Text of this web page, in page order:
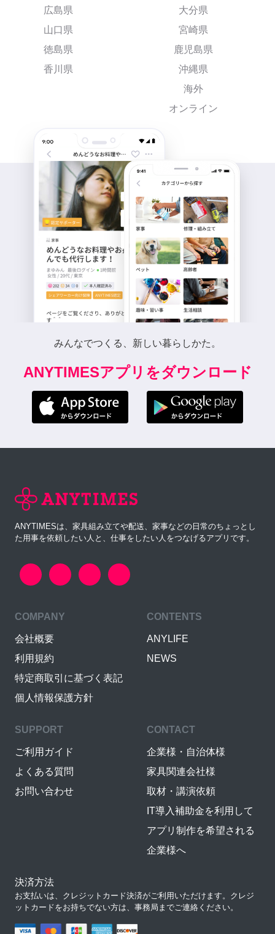
広島県
山口県
徳島県
香川県
大分県
宮崎県
鹿児島県
沖縄県
海外
オンライン
みんなでつくる、新しい暮らしかた。
ANYTIMESアプリをダウンロード
ANYTIMESは、家具組み立てや配送、家事などの日常のちょっとし
た用事を依頼したい人と、仕事をしたい人をつなげるアプリです。
COMPANY
会社概要
利用規約
特定商取引に基づく表記
個人情報保護方針
CONTENTS
ANYLIFE
NEWS
SUPPORT
ご利用ガイド
よくある質問
お問い合わせ
CONTACT
企業様・自治体様
家具関連会社様
取材・講演依頼
IT導入補助金を利用して
アプリ制作を希望される
企業様へ
決済方法
お支払いは、クレジットカード決済がご利用いただけます。クレジ
ットカードをお持ちでない方は、事務局までご連絡ください。